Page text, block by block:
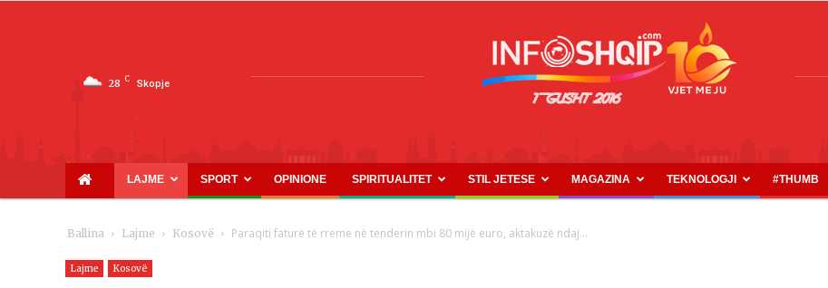
28 C Skopje
INFOSHQIP.COM
LAJME SPORT OPINIONE SPIRITUALITET STIL JETESE MAGAZINA TEKNOLOGJI #THUMB
Ballina Lajme Kosovë Paraqiti faturë të rreme në tenderin mbi 80 mijë euro, aktakuzë ndaj...
Lajme Kosovë